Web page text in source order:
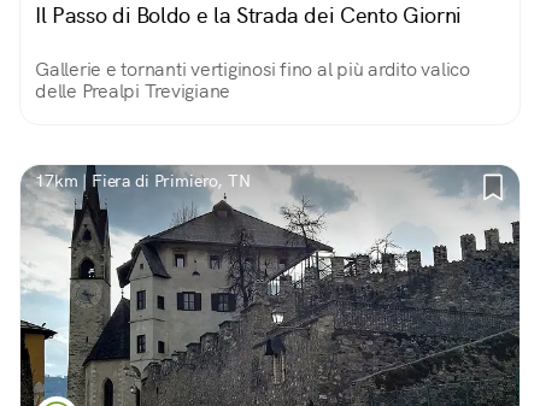
Il Passo di Boldo e la Strada dei Cento Giorni
Gallerie e tornanti vertiginosi fino al più ardito valico
delle Prealpi Trevigiane
17km | Fiera di Primiero, TN